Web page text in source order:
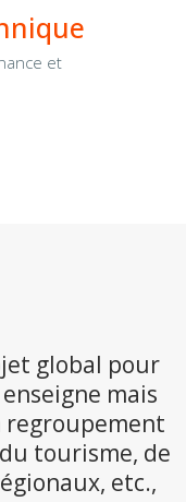
et
global pour
mais
regroupement
tourisme, de
etc.,